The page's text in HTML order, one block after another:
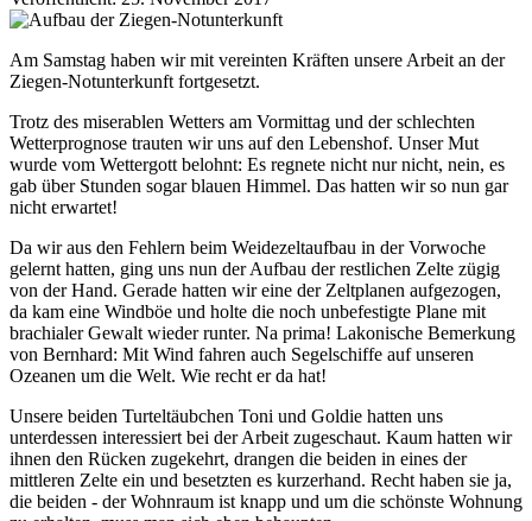
Am Samstag haben wir mit vereinten Kräften unsere Arbeit an der
Ziegen-Notunterkunft fortgesetzt.
Trotz des miserablen Wetters am Vormittag und der schlechten
Wetterprognose trauten wir uns auf den Lebenshof. Unser Mut
wurde vom Wettergott belohnt: Es regnete nicht nur nicht, nein, es
gab über Stunden sogar blauen Himmel. Das hatten wir so nun gar
nicht erwartet!
Da wir aus den Fehlern beim Weidezeltaufbau in der Vorwoche
gelernt hatten, ging uns nun der Aufbau der restlichen Zelte zügig
von der Hand. Gerade hatten wir eine der Zeltplanen aufgezogen,
da kam eine Windböe und holte die noch unbefestigte Plane mit
brachialer Gewalt wieder runter. Na prima! Lakonische Bemerkung
von Bernhard: Mit Wind fahren auch Segelschiffe auf unseren
Ozeanen um die Welt. Wie recht er da hat!
Unsere beiden Turteltäubchen Toni und Goldie hatten uns
unterdessen interessiert bei der Arbeit zugeschaut. Kaum hatten wir
ihnen den Rücken zugekehrt, drangen die beiden in eines der
mittleren Zelte ein und besetzten es kurzerhand. Recht haben sie ja,
die beiden - der Wohnraum ist knapp und um die schönste Wohnung